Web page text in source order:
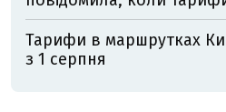
Тарифи в маршрутках
з 1 серпня